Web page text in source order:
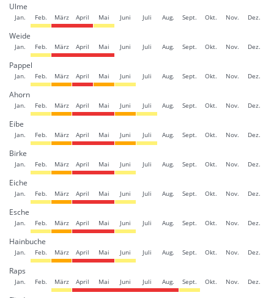
Ulme
Jan. Feb. März April Mai Juni Juli Aug. Sept. Okt. Nov. Dez.
Weide
Jan. Feb. März April Mai Juni Juli Aug. Sept. Okt. Nov. Dez.
Pappel
Jan. Feb. März April Mai Juni Juli Aug. Sept. Okt. Nov. Dez.
Ahorn
Jan. Feb. März April Mai Juni Juli Aug. Sept. Okt. Nov. Dez.
Eibe
Jan. Feb. März April Mai Juni Juli Aug. Sept. Okt. Nov. Dez.
Birke
Jan. Feb. März April Mai Juni Juli Aug. Sept. Okt. Nov. Dez.
Eiche
Jan. Feb. März April Mai Juni Juli Aug. Sept. Okt. Nov. Dez.
Esche
Jan. Feb. März April Mai Juni Juli Aug. Sept. Okt. Nov. Dez.
Hainbuche
Jan. Feb. März April Mai Juni Juli Aug. Sept. Okt. Nov. Dez.
Raps
Jan. Feb. März April Mai Juni Juli Aug. Sept. Okt. Nov. Dez.